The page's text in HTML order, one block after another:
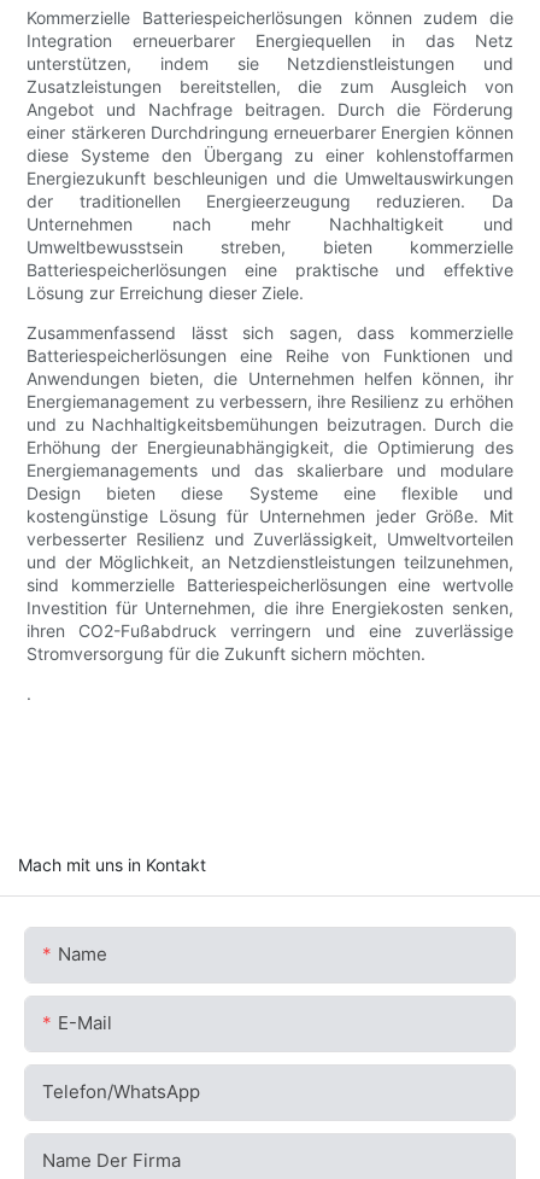
Kommerzielle Batteriespeicherlösungen können zudem die
Integration erneuerbarer Energiequellen in das Netz
unterstützen, indem sie Netzdienstleistungen und
Zusatzleistungen bereitstellen, die zum Ausgleich von
Angebot und Nachfrage beitragen. Durch die Förderung
einer stärkeren Durchdringung erneuerbarer Energien können
diese Systeme den Übergang zu einer kohlenstoffarmen
Energiezukunft beschleunigen und die Umweltauswirkungen
der traditionellen Energieerzeugung reduzieren. Da
Unternehmen nach mehr Nachhaltigkeit und
Umweltbewusstsein streben, bieten kommerzielle
Batteriespeicherlösungen eine praktische und effektive
Lösung zur Erreichung dieser Ziele.
Zusammenfassend lässt sich sagen, dass kommerzielle
Batteriespeicherlösungen eine Reihe von Funktionen und
Anwendungen bieten, die Unternehmen helfen können, ihr
Energiemanagement zu verbessern, ihre Resilienz zu erhöhen
und zu Nachhaltigkeitsbemühungen beizutragen. Durch die
Erhöhung der Energieunabhängigkeit, die Optimierung des
Energiemanagements und das skalierbare und modulare
Design bieten diese Systeme eine flexible und
kostengünstige Lösung für Unternehmen jeder Größe. Mit
verbesserter Resilienz und Zuverlässigkeit, Umweltvorteilen
und der Möglichkeit, an Netzdienstleistungen teilzunehmen,
sind kommerzielle Batteriespeicherlösungen eine wertvolle
Investition für Unternehmen, die ihre Energiekosten senken,
ihren CO2-Fußabdruck verringern und eine zuverlässige
Stromversorgung für die Zukunft sichern möchten.
.
Mach mit uns in Kontakt
Name
E-Mail
Telefon/WhatsApp
Name Der Firma